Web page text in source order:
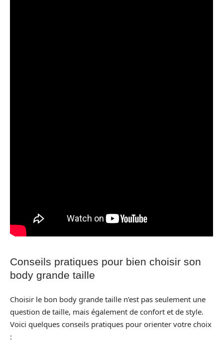
Conseils pratiques pour bien choisir son
body grande taille
Choisir le bon body grande taille n’est pas seulement une
question de taille, mais également de confort et de style.
Voici quelques conseils pratiques pour orienter votre choix
: